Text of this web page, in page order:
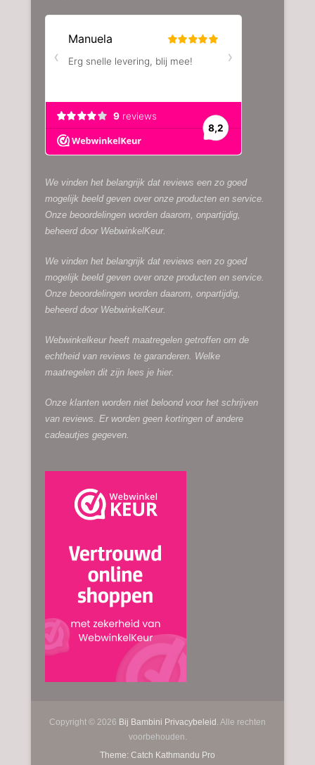
We vinden het belangrijk dat reviews een zo goed
mogelijk beeld geven over onze producten en service.
Onze beoordelingen worden daarom, onpartijdig,
beheerd door WebwinkelKeur.
We vinden het belangrijk dat reviews een zo goed
mogelijk beeld geven over onze producten en service.
Onze beoordelingen worden daarom, onpartijdig,
beheerd door WebwinkelKeur.
Webwinkelkeur heeft maatregelen getroffen om de
echtheid van reviews te garanderen. Welke
maatregelen dit zijn lees je hier.
Onze klanten worden niet beloond voor het schrijven
van reviews. Er worden geen kortingen of andere
cadeautjes gegeven.
Copyright © 2026 Bij Bambini Privacybeleid . Alle rechten
voorbehouden.
Theme: Catch Kathmandu Pro